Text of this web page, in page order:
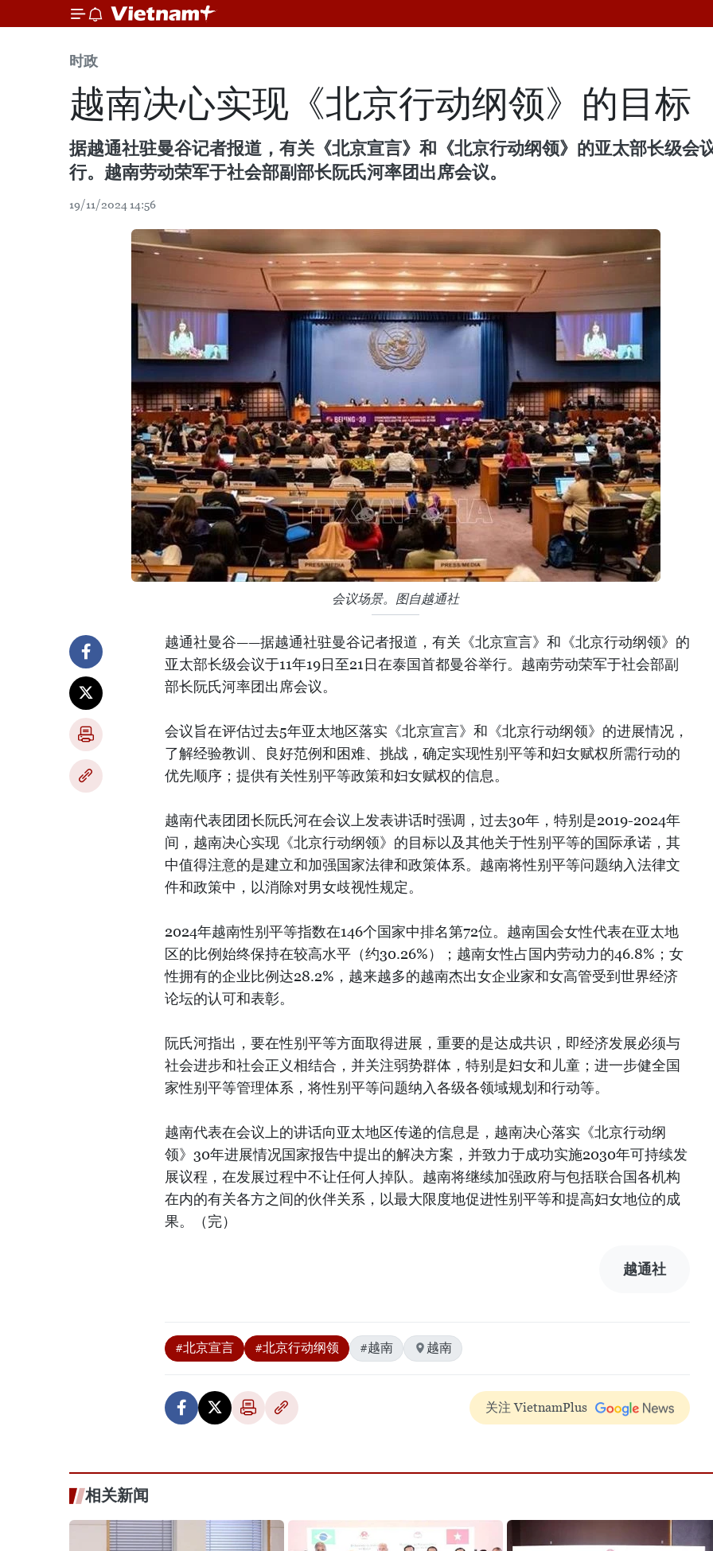
时政
越南决心实现《北京行动纲领》的目标
据越通社驻曼谷记者报道，有关《北京宣言》和《北京行动纲领》的亚太部长级会
行。越南劳动荣军于社会部副部长阮氏河率团出席会议。
19/11/2024 14:56
会议场景。图自越通社
越通社曼谷——据越通社驻曼谷记者报道，有关《北京宣言》和《北京行动纲领》的
亚太部长级会议于11年19日至21日在泰国首都曼谷举行。越南劳动荣军于社会部副
部长阮氏河率团出席会议。
会议旨在评估过去5年亚太地区落实《北京宣言》和《北京行动纲领》的进展情况，
了解经验教训、良好范例和困难、挑战，确定实现性别平等和妇女赋权所需行动的
优先顺序；提供有关性别平等政策和妇女赋权的信息。
越南代表团团长阮氏河在会议上发表讲话时强调，过去30年，特别是2019-2024年
间，越南决心实现《北京行动纲领》的目标以及其他关于性别平等的国际承诺，其
中值得注意的是建立和加强国家法律和政策体系。越南将性别平等问题纳入法律文
件和政策中，以消除对男女歧视性规定。
2024年越南性别平等指数在146个国家中排名第72位。越南国会女性代表在亚太地
区的比例始终保持在较高水平（约30.26%）；越南女性占国内劳动力的46.8%；女
性拥有的企业比例达28.2%，越来越多的越南杰出女企业家和女高管受到世界经济
论坛的认可和表彰。
阮氏河指出，要在性别平等方面取得进展，重要的是达成共识，即经济发展必须与
社会进步和社会正义相结合，并关注弱势群体，特别是妇女和儿童；进一步健全国
家性别平等管理体系，将性别平等问题纳入各级各领域规划和行动等。
越南代表在会议上的讲话向亚太地区传递的信息是，越南决心落实《北京行动纲
领》30年进展情况国家报告中提出的解决方案，并致力于成功实施2030年可持续发
展议程，在发展过程中不让任何人掉队。越南将继续加强政府与包括联合国各机构
在内的有关各方之间的伙伴关系，以最大限度地促进性别平等和提高妇女地位的成
果。（完）
越通社
#北京宣言 #北京行动纲领 #越南 越南
关注 VietnamPlus
相关新闻